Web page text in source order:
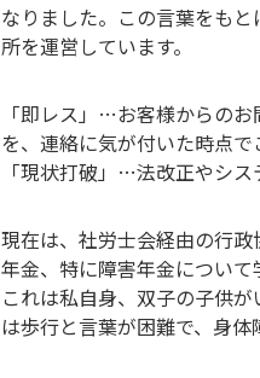
なりました。この言葉をも
所を運営しています。
「即レス」…お客様からの
を、連絡に気が付いた時点で
「現状打破」…法改正やシ
現在は、社労士会経由の行政
年金、特に障害年金について
これは私自身、双子の子供
は歩行と言葉が困難で、身体